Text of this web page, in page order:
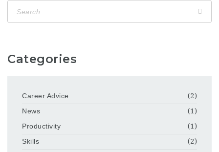
Categories
Career Advice
(2)
News
(1)
Productivity
(1)
Skills
(2)